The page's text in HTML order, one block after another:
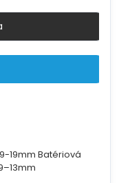
19mm Batériová